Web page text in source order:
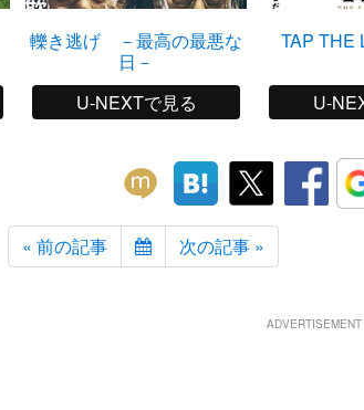
轢き逃げ －最高の最悪な
日－
U-NEXTで見る
TAP THE
U-
« 前の記事 次の記事 »
ADVERTISEMENT